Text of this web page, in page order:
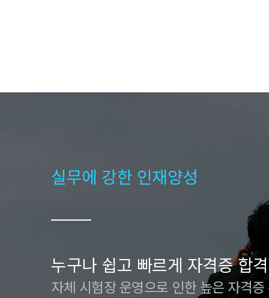
실무에 강한 인재양성
누구나 쉽고 빠르게 자격증 합
자체 시험장 운영으로 인한 높은 자격